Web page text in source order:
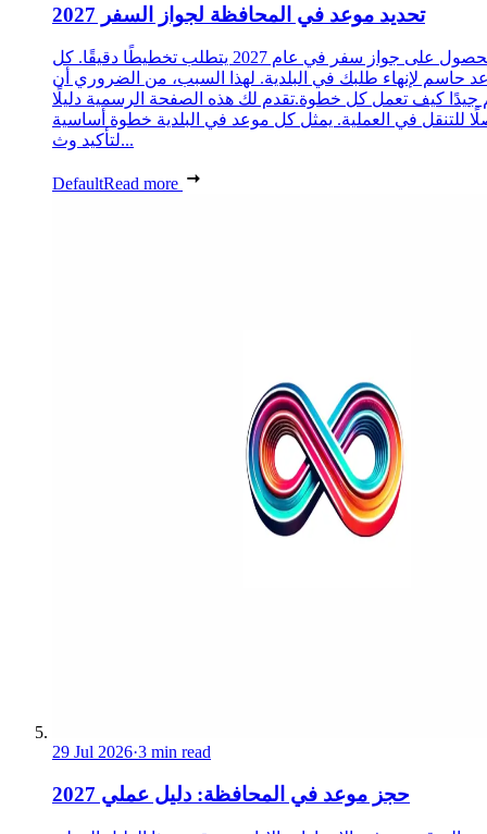
تحديد موعد في المحافظة لجواز السفر 2027
الحصول على جواز سفر في عام 2027 يتطلب تخطيطًا دقيقًا. كل
حاسم لإنهاء طلبك في البلدية. لهذا السبب، من الضروري أن
جيدًا كيف تعمل كل خطوة.تقدم لك هذه الصفحة الرسمية دليلًا
للتنقل في العملية. يمثل كل موعد في البلدية خطوة أساسية
لتأكيد وث...
DefaultRead more
29 Jul 2026·3 min read
حجز موعد في المحافظة: دليل عملي 2027